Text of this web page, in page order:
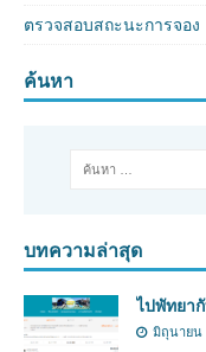
ตรวจสอบสถะนะการจอง
ค้นหา
บทความล่าสุด
ไปพัทยา
มิถุนายน